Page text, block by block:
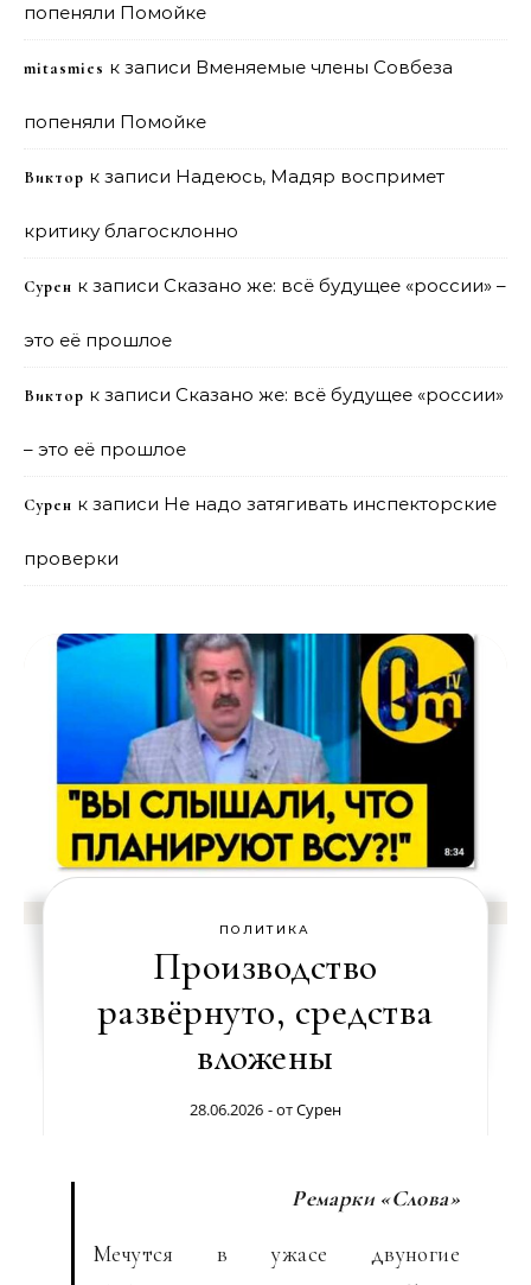
попеняли Помойке
mitasmies к записи Вменяемые члены Совбеза
попеняли Помойке
Виктор к записи Надеюсь, Мадяр воспримет
критику благосклонно
Сурен к записи Сказано же: всё будущее «россии» –
это её прошлое
Виктор к записи Сказано же: всё будущее «россии»
– это её прошлое
Сурен к записи Не надо затягивать инспекторские
проверки
ПОЛИТИКА
Производство
развёрнуто, средства
вложены
28.06.2026 - отСурен
Ремарки «Слова»
Мечутся в ужасе двуногие